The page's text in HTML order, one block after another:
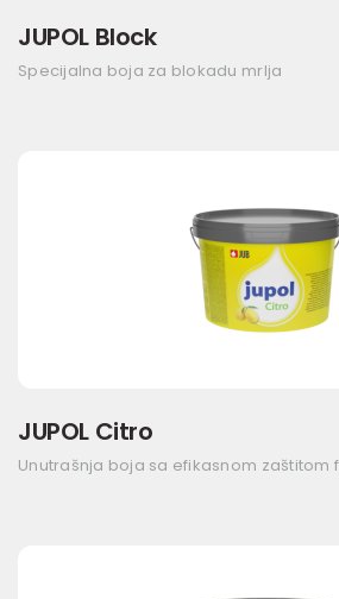
JUPOL Block
Specijalna boja za blokadu mrlja
JUPOL Citro
Unutrašnja boja sa efikasnom zaštitom